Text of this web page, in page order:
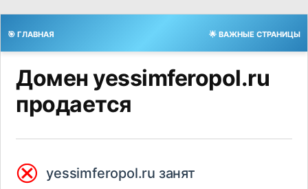
🎯 ГЛАВНАЯ 🌟 ВАЖНЫЕ СТРАНИЦЫ
Домен yessimferopol.ru
продается
⮿ yessimferopol.ru занят